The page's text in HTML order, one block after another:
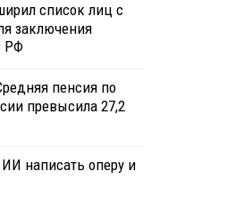
список лиц с
заключения
РФ
пенсия по
превысила 27,2
написать оперу и